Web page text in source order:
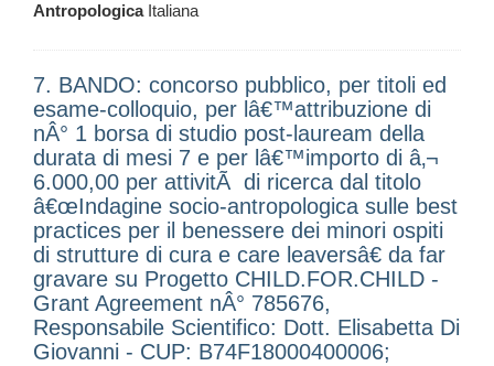
AntropologicaItaliana
7. BANDO: concorso pubblico, per titoli ed
esame-colloquio, per lâ€™attribuzione di
nÂ° 1 borsa di studio post-lauream della
durata di mesi 7 e per lâ€™importo di â‚¬
6.000,00 per attivitÃ di ricerca dal titolo
â€œIndagine socio-antropologica sulle best
practices per il benessere dei minori ospiti
di strutture di cura e care leaversâ€ da far
gravare su Progetto CHILD.FOR.CHILD -
Grant Agreement nÂ° 785676,
Responsabile Scientifico: Dott. Elisabetta Di
Giovanni - CUP: B74F18000400006;